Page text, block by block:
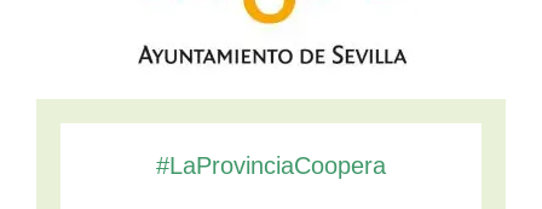
#LaProvinciaCoopera